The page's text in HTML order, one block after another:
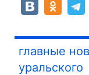
главные
уральского